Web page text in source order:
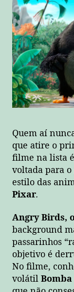
Quem aí
que atire o
filme na lista
voltada para
estilo das
Pixar.
Angry Birds,
background
passarinhos
objetivo é
No filme,
volátil Bomba